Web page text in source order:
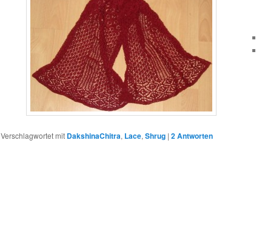
Verschlagwortet mit DakshinaChitra, Lace, Shrug | 2Antworten